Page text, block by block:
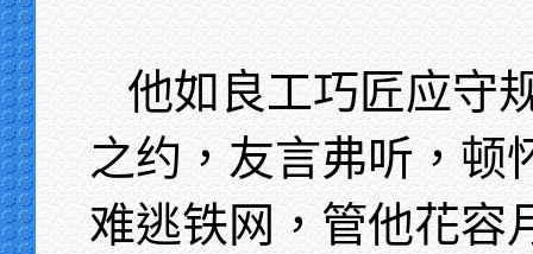
他如良工巧匠应守
之约，友言弗听，顿
难逃铁网，管他花容